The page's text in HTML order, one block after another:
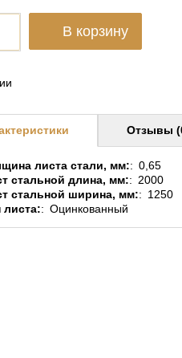
В корзину
листа стали, мм:
0,65
стальной длина, мм:
2000
стальной ширина, мм:
1250
листа:
Оцинкованный
Отзывы